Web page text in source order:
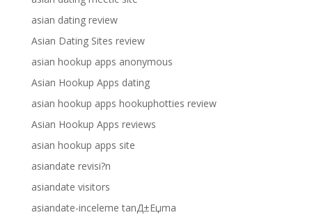
asian dating review
Asian Dating Sites review
asian hookup apps anonymous
Asian Hookup Apps dating
asian hookup apps hookuphotties review
Asian Hookup Apps reviews
asian hookup apps site
asiandate revisi?n
asiandate visitors
asiandate-inceleme tanД±Еџma